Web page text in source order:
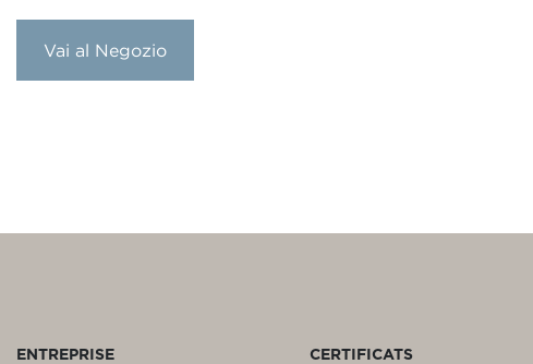
Vai al Negozio
ENTREPRISE
CERTIFICATS